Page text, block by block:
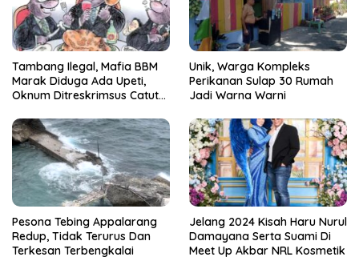
Tambang Ilegal, Mafia BBM
Marak Diduga Ada Upeti,
Oknum Ditreskrimsus Catut
Unik, Warga Kompleks
Perikanan Sulap 30 Rumah
Jadi Warna Warni
Pesona Tebing Appalarang
Redup, Tidak Terurus Dan
Terkesan Terbengkalai
Jelang 2024 Kisah Haru Nurul
Damayana Serta Suami Di
Meet Up Akbar NRL Kosmetik